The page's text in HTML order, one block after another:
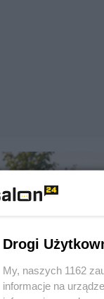
Drogi
My, naszych 1162
informacje na